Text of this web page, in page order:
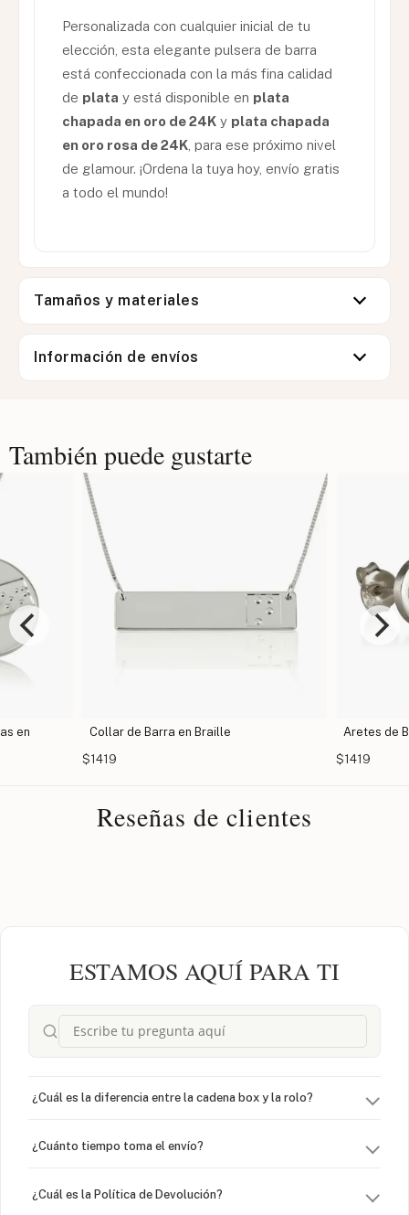
Personalizada con cualquier inicial de tu
elección, esta elegante pulsera de barra
está confeccionada con la más fina calidad
de plata y está disponible en plata
chapada en oro de 24K y plata chapada
en oro rosa de 24K , para ese próximo nivel
de glamour. ¡Ordena la tuya hoy, envío gratis
a todo el mundo!
Tamaños y materiales
Información de envíos
También puede gustarte
en
Collar de Barra en Braille
$1419
Aretes de
$1419
Reseñas de clientes
ESTAMOS AQUÍ PARA TI
¿Cuál es la diferencia entre la cadena box y la rolo?
¿Cuánto tiempo toma el envío?
¿Cuál es la Política de Devolución?